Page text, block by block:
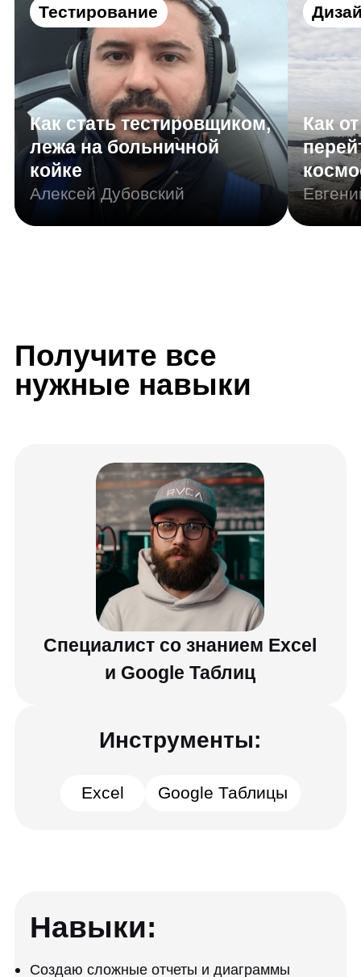
койке
Алексей Дубовский
космоса
Евгений
Получите все
нужные навыки
Инструменты:
Excel Google Таблицы
и показателей
Веду управленческий учет
Навыки: